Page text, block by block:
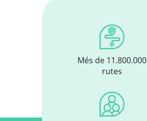
Més de 11.800.000
rutes